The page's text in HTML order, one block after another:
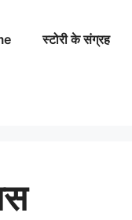
स्टोरी के संग्रह